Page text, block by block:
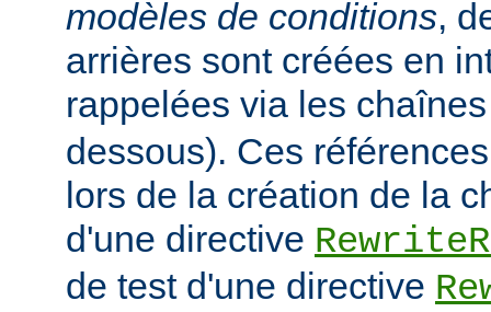
modèles de conditions,
arrières sont créées en
rappelées via les
dessous). Ces
lors de la création de la
d'une directive
de test d'une directive